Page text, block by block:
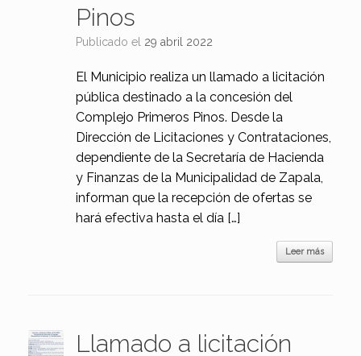
Pinos
Publicado el 29 abril 2022
El Municipio realiza un llamado a licitación
pública destinado a la concesión del
Complejo Primeros Pinos. Desde la
Dirección de Licitaciones y Contrataciones,
dependiente de la Secretaría de Hacienda
y Finanzas de la Municipalidad de Zapala,
informan que la recepción de ofertas se
hará efectiva hasta el día […]
Leer más
Llamado a licitación